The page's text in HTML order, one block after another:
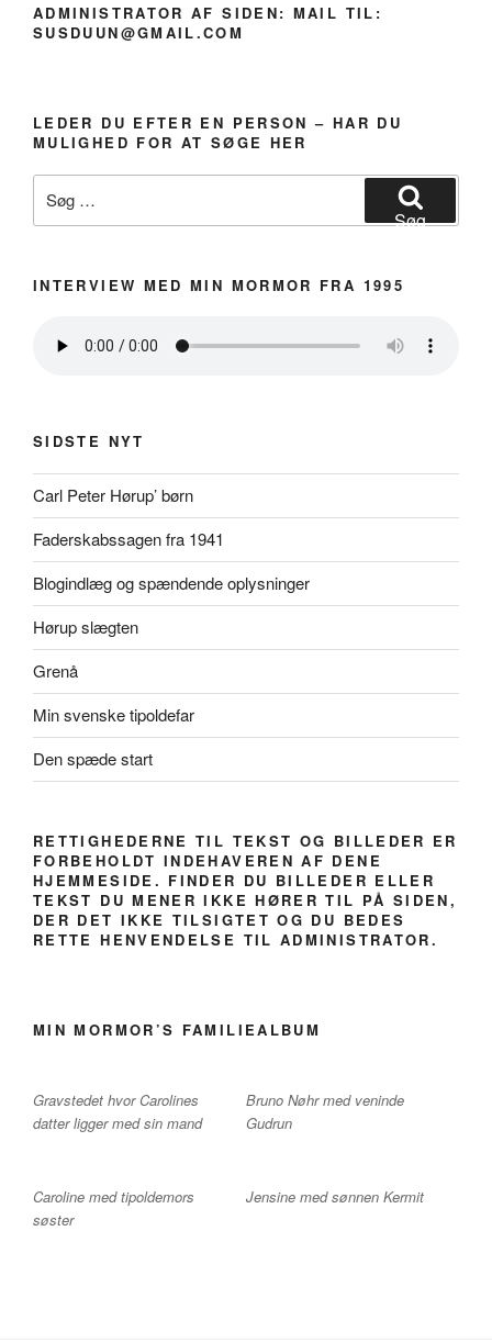
ADMINISTRATOR AF SIDEN: MAIL TIL:
SUSDUUN@GMAIL.COM
LEDER DU EFTER EN PERSON – HAR DU
MULIGHED FOR AT SØGE HER
efter:
Søg
INTERVIEW MED MIN MORMOR FRA 1995
SIDSTE NYT
Carl Peter Hørup’ børn
Faderskabssagen fra 1941
Blogindlæg og spændende oplysninger
Hørup slægten
Grenå
Min svenske tipoldefar
Den spæde start
RETTIGHEDERNE TIL TEKST OG BILLEDER ER
FORBEHOLDT INDEHAVEREN AF DENE
HJEMMESIDE. FINDER DU BILLEDER ELLER
TEKST DU MENER IKKE HØRER TIL PÅ SIDEN,
DER DET IKKE TILSIGTET OG DU BEDES
RETTE HENVENDELSE TIL ADMINISTRATOR.
MIN MORMOR’S FAMILIEALBUM
Gravstedet hvor Carolines
datter ligger med sin mand
Bruno Nøhr med veninde
Gudrun
Caroline med tipoldemors
søster
Jensine med sønnen Kermit